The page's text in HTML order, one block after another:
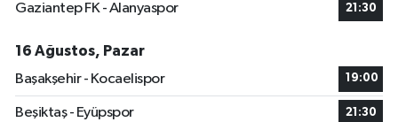
Gaziantep FK - Alanyaspor 21:30
16 Ağustos, Pazar
Başakşehir - Kocaelispor
19:00
Beşiktaş - Eyüpspor 21:30